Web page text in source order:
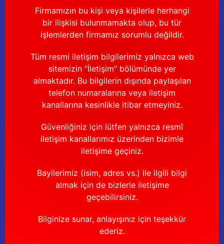
Firmamızın bu kişi veya kişilerle herhangi
bir ilişkisi bulunmamakta olup, bu tür
işlemlerden firmamız sorumlu değildir.
Tüm resmi iletişim bilgilerimiz yalnızca web
sitemizin “İletişim” bölümünde yer
almaktadır. Bu bilgilerin dışında paylaşılan
telefon numaralarına veya iletişim
kanallarına kesinlikle itibar etmeyiniz.
Güvenliğiniz için lütfen yalnızca resmî
iletişim kanallarımız üzerinden bizimle
iletişime geçiniz.
Bayilerimiz (isim, adres vs.) ile ilgili bilgi
almak için de bizlerle iletişime
geçebilirsiniz.
Bilginize sunar, anlayışınız için teşekkür
ederiz.